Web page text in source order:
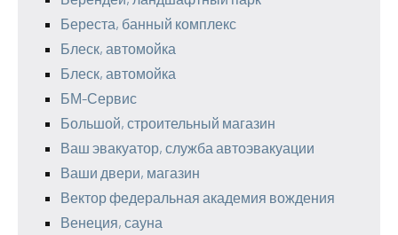
Береста, банный комплекс
Блеск, автомойка
Блеск, автомойка
БМ-Сервис
Большой, строительный магазин
Ваш эвакуатор, служба автоэвакуации
Ваши двери, магазин
Вектор федеральная академия вождения
Венеция, сауна